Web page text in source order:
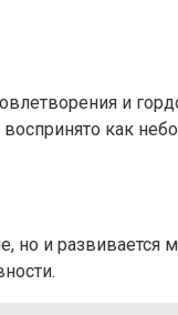
и
как
и развивается